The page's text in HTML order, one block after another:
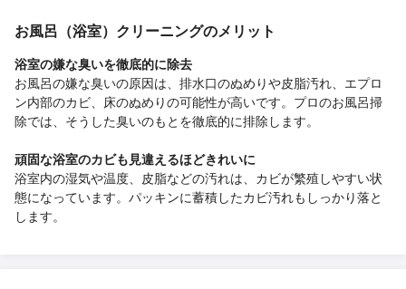
お風呂（浴室）クリーニングのメリット
浴室の嫌な臭いを徹底的に除去
お風呂の嫌な臭いの原因は、排水口のぬめりや皮脂汚れ、エプロ
ン内部のカビ、床のぬめりの可能性が高いです。プロのお風呂掃
除では、そうした臭いのもとを徹底的に排除します。
頑固な浴室のカビも見違えるほどきれいに
浴室内の湿気や温度、皮脂などの汚れは、カビが繁殖しやすい状
態になっています。パッキンに蓄積したカビ汚れもしっかり落と
します。